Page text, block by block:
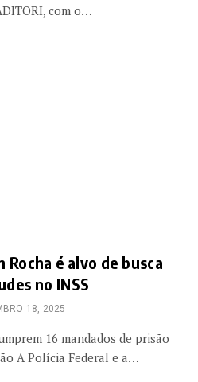
com o…
é alvo de busca
no INSS
18, 2025
16 mandados de prisão
A Polícia Federal e a…